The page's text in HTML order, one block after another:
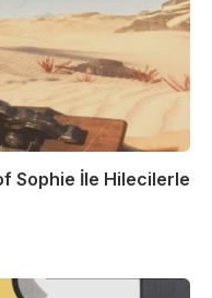
Sophie İle Hilecilerle